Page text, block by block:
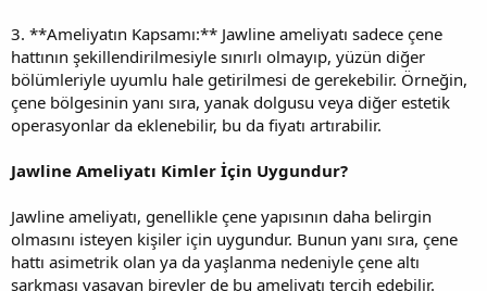
3. **Ameliyatın Kapsamı:** Jawline ameliyatı sadece çene
hattının şekillendirilmesiyle sınırlı olmayıp, yüzün diğer
bölümleriyle uyumlu hale getirilmesi de gerekebilir. Örneğin,
çene bölgesinin yanı sıra, yanak dolgusu veya diğer estetik
operasyonlar da eklenebilir, bu da fiyatı artırabilir.
Jawline Ameliyatı Kimler İçin Uygundur?
Jawline ameliyatı, genellikle çene yapısının daha belirgin
olmasını isteyen kişiler için uygundur. Bunun yanı sıra, çene
hattı asimetrik olan ya da yaşlanma nedeniyle çene altı
sarkması yaşayan bireyler de bu ameliyatı tercih edebilir.